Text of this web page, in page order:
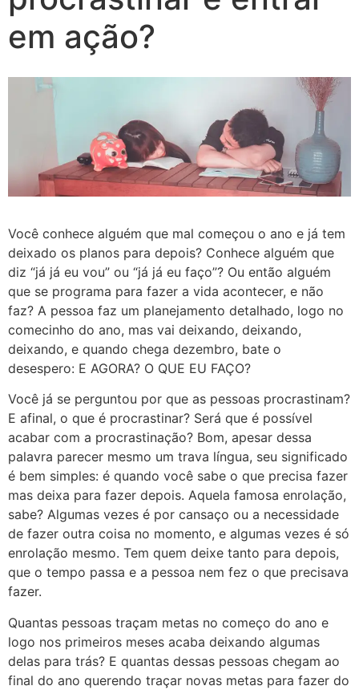
em ação?
Você conhece alguém que mal começou o ano e já tem
deixado os planos para depois? Conhece alguém que
diz “já já eu vou” ou “já já eu faço”? Ou então alguém
que se programa para fazer a vida acontecer, e não
faz? A pessoa faz um planejamento detalhado, logo no
comecinho do ano, mas vai deixando, deixando,
deixando, e quando chega dezembro, bate o
desespero: E AGORA? O QUE EU FAÇO?
Você já se perguntou por que as pessoas procrastinam?
E afinal, o que é procrastinar? Será que é possível
acabar com a procrastinação? Bom, apesar dessa
palavra parecer mesmo um trava língua, seu significado
é bem simples: é quando você sabe o que precisa fazer
mas deixa para fazer depois. Aquela famosa enrolação,
sabe? Algumas vezes é por cansaço ou a necessidade
de fazer outra coisa no momento, e algumas vezes é só
enrolação mesmo. Tem quem deixe tanto para depois,
que o tempo passa e a pessoa nem fez o que precisava
fazer.
Quantas pessoas traçam metas no começo do ano e
logo nos primeiros meses acaba deixando algumas
delas para trás? E quantas dessas pessoas chegam ao
final do ano querendo traçar novas metas para fazer do